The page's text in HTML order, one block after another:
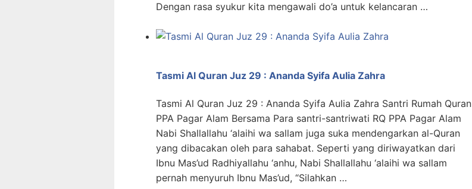
Dengan rasa syukur kita mengawali do’a untuk kelancaran …
Tasmi Al Quran Juz 29 : Ananda Syifa Aulia Zahra
Tasmi Al Quran Juz 29 : Ananda Syifa Aulia Zahra Santri Rumah Quran
PPA Pagar Alam Bersama Para santri-santriwati RQ PPA Pagar Alam
Nabi Shallallahu ‘alaihi wa sallam juga suka mendengarkan al-Quran
yang dibacakan oleh para sahabat. Seperti yang diriwayatkan dari
Ibnu Mas’ud Radhiyallahu ‘anhu, Nabi Shallallahu ‘alaihi wa sallam
pernah menyuruh Ibnu Mas’ud, “Silahkan …